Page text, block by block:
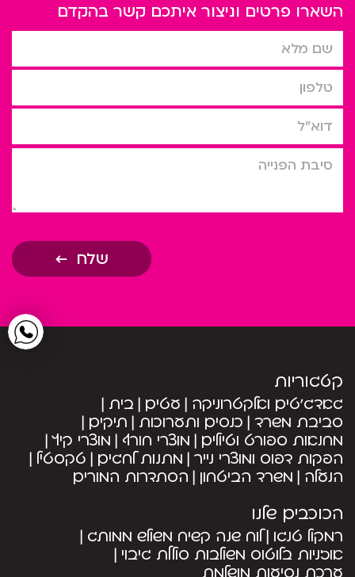
השארו פרטים וניצור איתכם קשר בהקדם
שם מלא
טלפון
דוא”ל
סיבת הפניה
שלח
קטגוריות
גאדג’טים ואלקטרוניקה עטים בית
סביבת משרד כנסים ותערוכות תיקים
מחנאות ספורט וטיולים מוצרי חורף מוצרי קיץ
הפקות דפוס ומוצרי נייר מתנות לחגים טקסטיל
הנעלה משרד הביטחון הסתדרות המורים
הכוכבים שלנו
רמקול טנגו לוח שנה קשיח משולש ממותג
אוזניות בלוטוס משולבות סוללת גיבוי
ערכת נסיעות מושלמת